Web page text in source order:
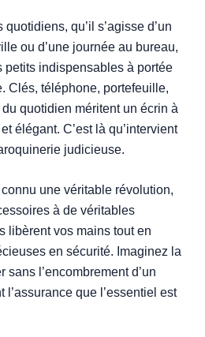
qu’il s’agisse d’un
ou d’une journée au bureau,
petits indispensables à portée
Clés, téléphone, portefeuille,
quotidien méritent un écrin à
élégant. C’est là qu’intervient
judicieuse.
une véritable révolution,
à de véritables
libèrent vos mains tout en
en sécurité. Imaginez la
sans l’encombrement d’un
l’assurance que l’essentiel est